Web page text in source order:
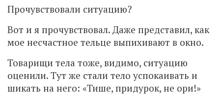
Прочувствовали ситуацию?
Вот и я прочувствовал. Даже представил, как
мое несчастное тельце выпихивают в окно.
Товарищи тела тоже, видимо, ситуацию
оценили. Тут же стали тело успокаивать и
шикать на него: «Тише, придурок, не ори!»